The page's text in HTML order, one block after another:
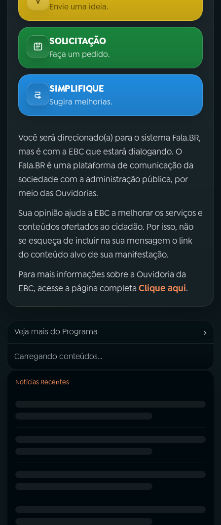
Envie uma ideia.
SOLICITAÇÃO
Faça um pedido.
SIMPLIFIQUE
Sugira melhorias.
Você será direcionado(a) para o sistema Fala.BR,
mas é com a EBC que estará dialogando. O
Fala.BR é uma plataforma de comunicação da
sociedade com a administração pública, por
meio das Ouvidorias.
Sua opinião ajuda a EBC a melhorar os serviços e
conteúdos ofertados ao cidadão. Por isso, não
se esqueça de incluir na sua mensagem o link
do conteúdo alvo de sua manifestação.
Para mais informações sobre a Ouvidoria da
EBC, acesse a página completa Clique aqui.
Veja mais do Programa ›
Carregando conteúdos...
Notícias Recentes